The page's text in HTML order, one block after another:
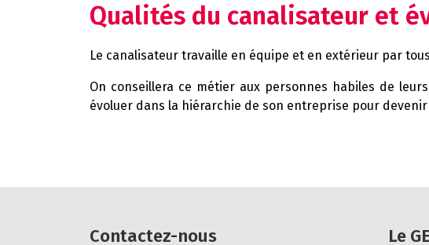
Qualités du canalisateur et
Le canalisateur travaille en équipe et en extérieur par
On conseillera ce métier aux personnes habiles de
évoluer dans la hiérarchie de son entreprise pour
Contactez-nous Le